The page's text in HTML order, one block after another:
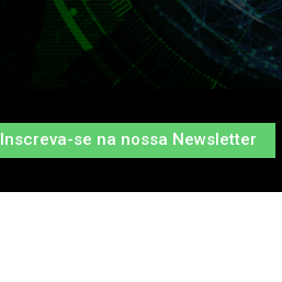
Inscreva-se na nossa Newsletter